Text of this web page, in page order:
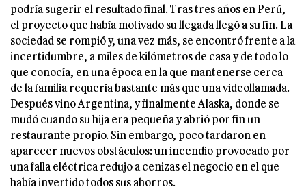
podría sugerir el resultado final. Tras tres años en Perú,
el proyecto que había motivado su llegada llegó a su fin. La
sociedad se rompió y, una vez más, se encontró frente a la
incertidumbre, a miles de kilómetros de casa y de todo lo
que conocía, en una época en la que mantenerse cerca
de la familia requería bastante más que una videollamada.
Después vino Argentina, y finalmente Alaska, donde se
mudó cuando su hija era pequeña y abrió por fin un
restaurante propio. Sin embargo, poco tardaron en
aparecer nuevos obstáculos: un incendio provocado por
una falla eléctrica redujo a cenizas el negocio en el que
había invertido todos sus ahorros.